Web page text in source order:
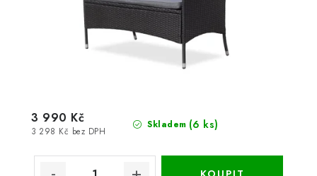
Skladem (6 ks)
3 298 Kč bez DPH
3 990 Kč